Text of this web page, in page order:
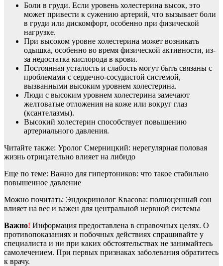
Боли в груди. Если уровень холестерина высок, это
может привести к сужению артерий, что вызывает боли
в груди или дискомфорт, особенно при физической
нагрузке.
При высоком уровне холестерина может возникать
одышка, особенно во время физической активности, из-
за недостатка кислорода в крови.
Постоянная усталость и слабость могут быть связаны с
проблемами с сердечно-сосудистой системой,
вызванными высоким уровнем холестерина.
Люди с высоким уровнем холестерина замечают
желтоватые отложения на коже или вокруг глаз
(ксантелазмы).
Высокий холестерин способствует повышению
артериального давления.
Читайте также: Уролог Смерницкий: нерегулярная половая
жизнь отрицательно влияет на либидо
Еще по теме: Важно для гипертоников: что такое стабильно
повышенное давление
Можно почитать: Эндокринолог Квасова: полноценный сон
влияет на вес и важен для центральной нервной системы
Важно! Информация предоставлена в справочных целях. О
противопоказаниях и побочных действиях спрашивайте у
специалиста и ни при каких обстоятельствах не занимайтесь
самолечением. При первых признаках заболевания обратитесь
к врачу.